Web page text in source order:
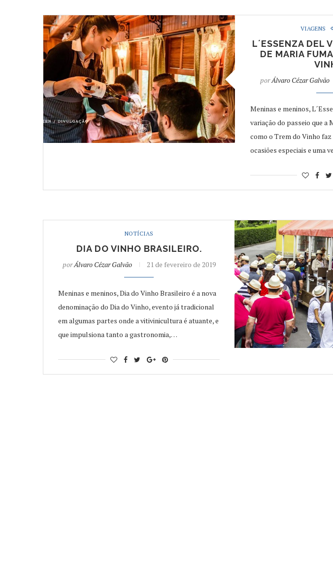
VIAGENS
L´ESSENZA DEL
DE MARIA
porÁlvaro Cézar Galvão
Meninas e meninos,
variação do passeio que a
como o Trem do Vinho
ocasiões especiais e uma
NOTÍCIAS
DIA DO VINHO BRASILEIRO.
porÁlvaro Cézar Galvão 21 de fevereiro de 2019
Meninas e meninos, Dia do Vinho Brasileiro é a nova
denominação do Dia do Vinho, evento já tradicional
em algumas partes onde a vitivinicultura é atuante, e
que impulsiona tanto a gastronomia,…